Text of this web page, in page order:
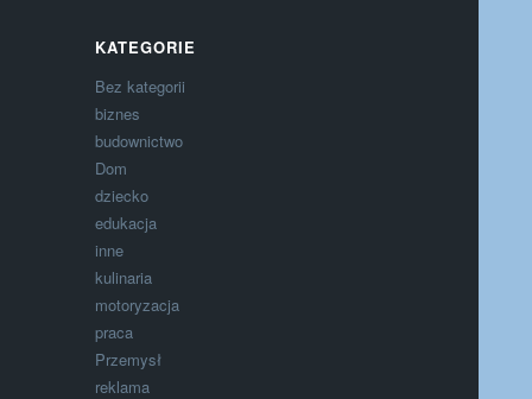
KATEGORIE
Bez kategorii
biznes
budownictwo
Dom
dziecko
edukacja
inne
kulinaria
motoryzacja
praca
Przemysł
reklama